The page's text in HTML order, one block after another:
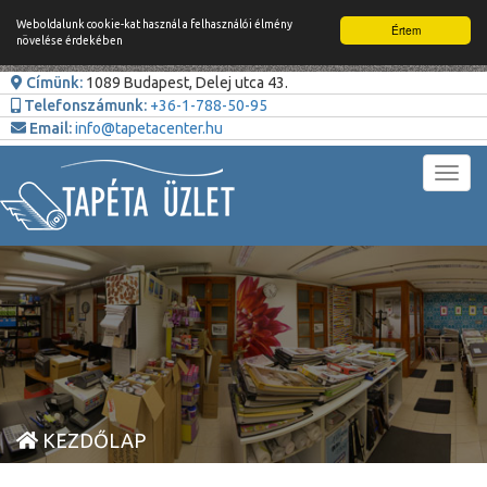
Értem
Weboldalunk cookie-kat használ a felhasználói élmény
növelése érdekében
Címünk: 1089 Budapest, Delej utca 43.
Telefonszámunk: +36-1-788-50-95
Email:info@tapetacenter.hu
KEZDŐLAP